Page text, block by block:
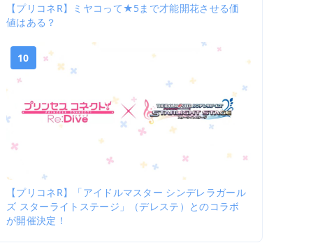
【プリコネR】ミヤコって★5まで才能開花させる価
値はある？
10
【プリコネR】「アイドルマスター シンデレラガール
ズ スターライトステージ」（デレステ）とのコラボ
が開催決定！